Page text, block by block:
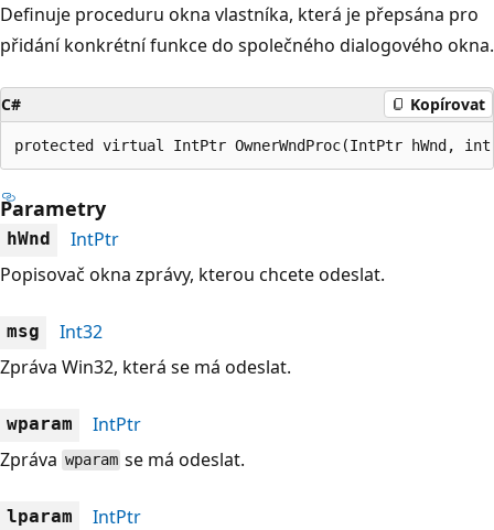
Definuje proceduru okna vlastníka, která je přepsána pro
přidání konkrétní funkce do společného dialogového okna.
C# Kopírovat
protected virtual IntPtr OwnerWndProc(IntPtr hWnd,
Parametry
hWnd
IntPtr
Popisovač okna zprávy, kterou chcete odeslat.
msg
Int32
Zpráva Win32, která se má odeslat.
wparam
IntPtr
Zpráva wparam se má odeslat.
lparam
IntPtr